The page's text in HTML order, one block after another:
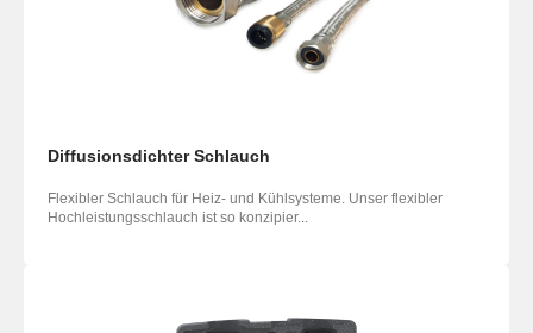
Diffusionsdichter Schlauch
Flexibler Schlauch für Heiz- und Kühlsysteme. Unser flexibler
Hochleistungsschlauch ist so konzipier...